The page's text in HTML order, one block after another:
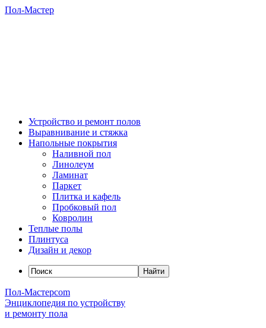
Пол-Мастер
Устройство и ремонт полов
Выравнивание и стяжка
Напольные покрытия
Наливной пол
Линолеум
Ламинат
Паркет
Плитка и кафель
Пробковый пол
Ковролин
Теплые полы
Плинтуса
Дизайн и декор
Пол-Мастерcom
Энциклопедия по устройству
и ремонту пола